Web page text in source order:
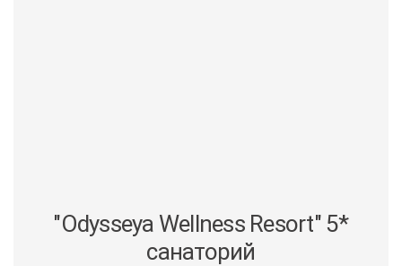
"Odysseya Wellness Resort" 5*
санаторий